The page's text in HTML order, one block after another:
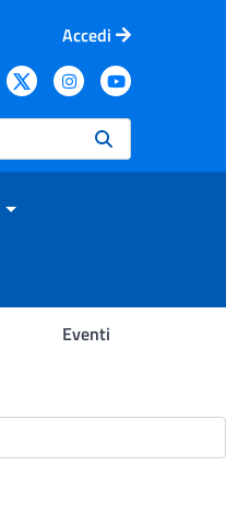
Accedi
Eventi